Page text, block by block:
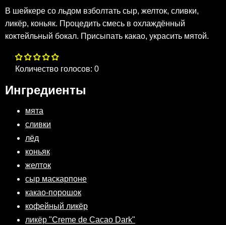
В шейкере со льдом взболтать сыр, желток, сливки,
ликёр, коньяк. Процедить смесь в охлаждённый
коктейльный бокал. Присыпать какао, украсить мятой.
Количество голосов: 0
Ингредиенты
мята
сливки
лёд
коньяк
желток
сыр маскарпоне
какао-порошок
кофейный ликёр
ликёр "Сreme de Cacao Dark"